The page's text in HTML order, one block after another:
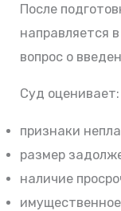
После
направляется
вопрос о
Суд оценивает:
признаки
размер
наличие